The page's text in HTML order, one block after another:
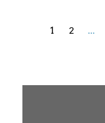
1 2 ...